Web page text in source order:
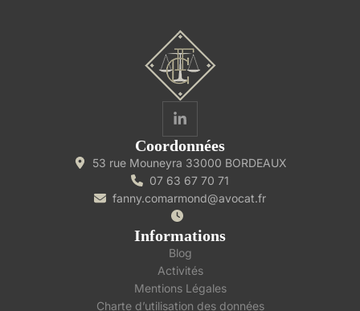
Coordonnées
53 rue Mouneyra 33000 BORDEAUX
07 63 67 70 71
fanny.comarmond@avocat.fr
Informations
Blog
Activités
Mentions Légales
Charte d’utilisation des données